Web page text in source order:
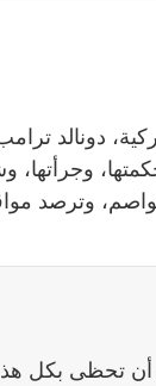
دونالد
وترصد
أن تحظى بكل